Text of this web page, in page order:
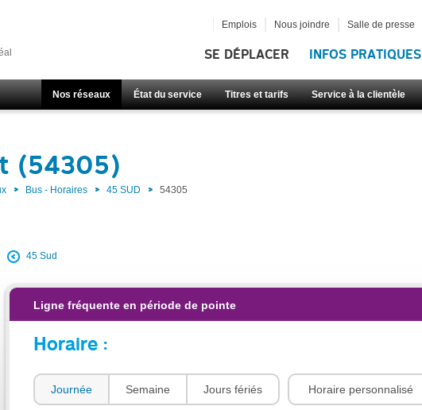
SE DÉPLACER INFOS PRATIQUES
Nos réseaux État du service Titres et tarifs Service à la clientèle
Emplois Nous joindre Salle de presse
(54305)
Bus - Horaires 45 SUD 54305
45 Sud
Ligne fréquente en période de pointe
Horaire :
Journée Semaine Jours fériés Horaire personnalisé